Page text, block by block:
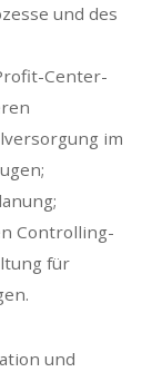
und des
Center-
im
Controlling-
für
und